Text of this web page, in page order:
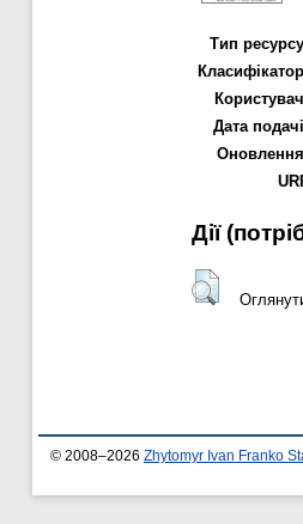
Тип
Дата
Дії
© 2008–2026 Zhytomyr Ivan Franko